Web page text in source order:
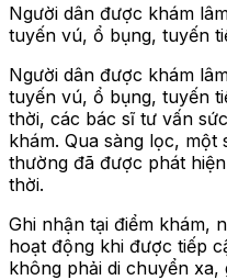
Người dân được khám
tuyến vú, ổ bụng, tuyến
Người dân được khám
tuyến vú, ổ bụng, tuyến
thời, các bác sĩ tư vấn
khám. Qua sàng lọc,
thường đã được phát
thời.
Ghi nhận tại điểm khám,
hoạt động khi được tiếp
không phải di chuyển xa,